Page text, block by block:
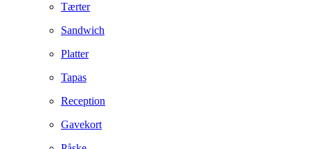
Tærter
Sandwich
Platter
Tapas
Reception
Gavekort